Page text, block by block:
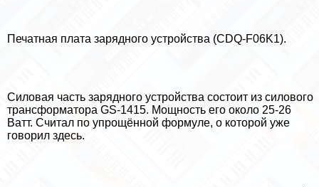
Печатная плата зарядного устройства (CDQ-F06K1).
Силовая часть зарядного устройства состоит из силового
трaнcформатора GS-1415. Мощность его около 25-26
Ватт. Считал по упрощённой формуле, о которой уже
говорил здесь.